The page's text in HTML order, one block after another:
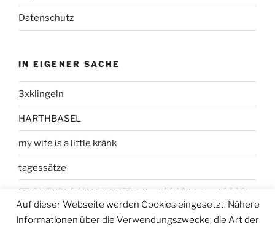
Datenschutz
IN EIGENER SACHE
3xklingeln
HARTHBASEL
my wife is a little kränk
tagessätze
ZEICHENBLOCK NUMMER 1 (Juni 2008 bis Juni 2009)
Auf dieser Webseite werden Cookies eingesetzt. Nähere
Informationen über die Verwendungszwecke, die Art der